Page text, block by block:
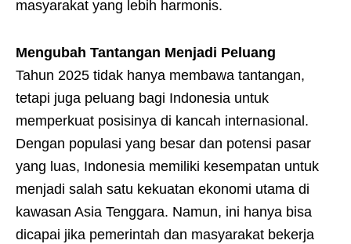
masyarakat yang lebih harmonis.
Mengubah Tantangan Menjadi Peluang
Tahun 2025 tidak hanya membawa tantangan,
tetapi juga peluang bagi Indonesia untuk
memperkuat posisinya di kancah internasional.
Dengan populasi yang besar dan potensi pasar
yang luas, Indonesia memiliki kesempatan untuk
menjadi salah satu kekuatan ekonomi utama di
kawasan Asia Tenggara. Namun, ini hanya bisa
dicapai jika pemerintah dan masyarakat bekerja